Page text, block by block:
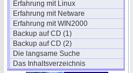
Erfahrung mit Linux
Erfahrung mit Netware
Erfahrung mit WIN2000
Backup auf CD (1)
Backup auf CD (2)
Die langsame Suche
Das Inhaltsverzeichnis